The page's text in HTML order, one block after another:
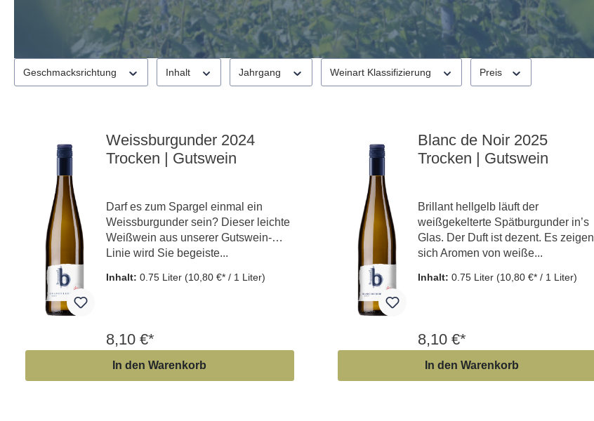
Geschmacksrichtung Inhalt Jahrgang Weinart Klassifizierung Preis
Weissburgunder 2024
Trocken | Gutswein
Darf es zum Spargel einmal ein
Weissburgunder sein? Dieser leichte
Weißwein aus unserer Gutswein-
Linie wird Sie begeiste...
Inhalt: 0.75 Liter (10,80 €* / 1 Liter)
8,10 €*
In den Warenkorb
Blanc de Noir 2025
Trocken | Gutswein
Brillant hellgelb läuft der
weißgekelterte Spätburgunder in’s
Glas. Der Duft ist dezent. Es zeigen
sich Aromen von weiße...
Inhalt:0.75 Liter (10,80 €* / 1 Liter)
8,10 €*
In den Warenkorb